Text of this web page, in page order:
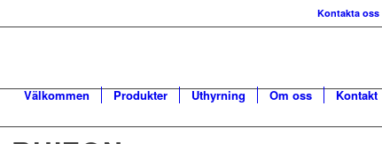
Kontakta oss
Välkommen Produkter Uthyrning Om oss Kontakt